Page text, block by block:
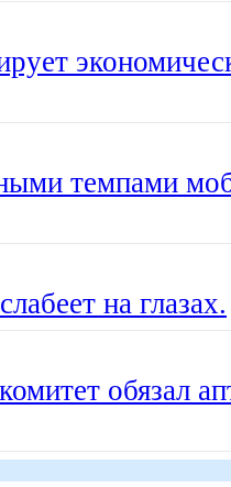
темпами
на глазах.
обязал